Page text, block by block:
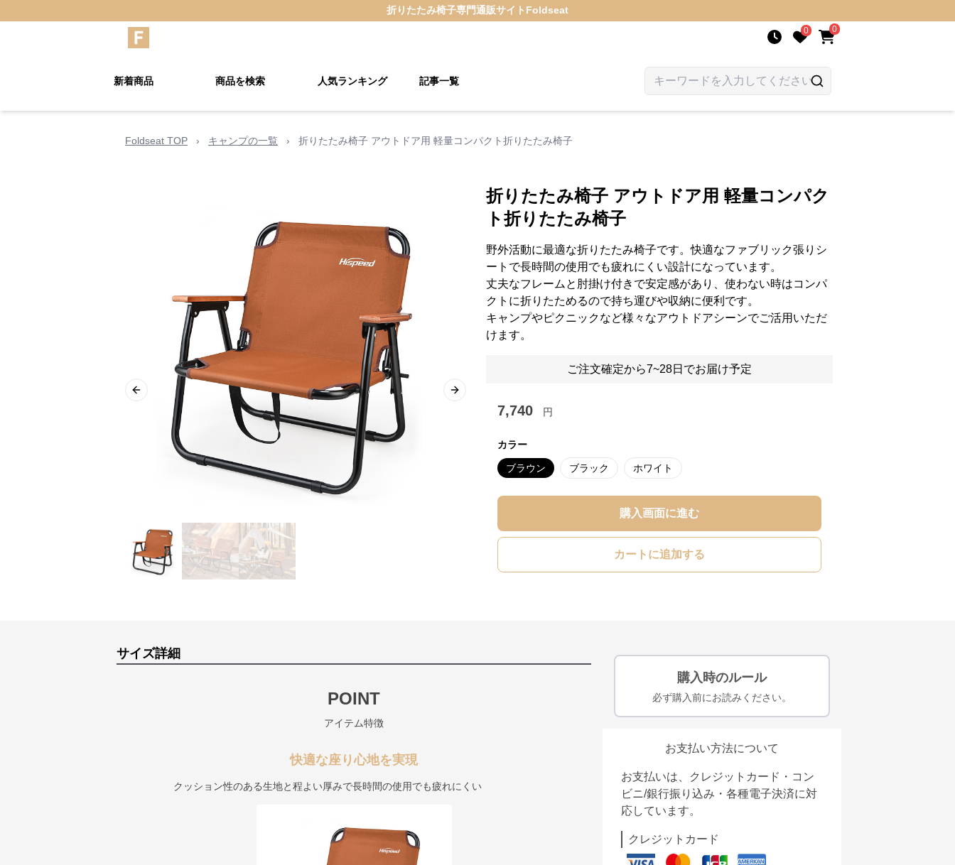
折りたたみ椅子専門通販サイト Foldseat
0 0
新着商品 商品を検索 人気ランキング 記事一覧
Foldseat TOP › キャンプの一覧 › 折りたたみ椅子 アウトドア用 軽量コンパクト折りたたみ椅子
Previous slide Next slide
折りたたみ椅子 アウトドア用 軽量コンパク
ト折りたたみ椅子
野外活動に最適な折りたたみ椅子です。快適なファブリック張りシ
ートで長時間の使用でも疲れにくい設計になっています。
丈夫なフレームと肘掛け付きで安定感があり、使わない時はコンパ
クトに折りたためるので持ち運びや収納に便利です。
キャンプやピクニックなど様々なアウトドアシーンでご活用いただ
けます。
ご注文確定から7~28日でお届け予定
7,740 円
カラー
ブラウン ブラック ホワイト
購入画面に進む
カートに追加する
サイズ詳細
POINT
アイテム特徴
快適な座り心地を実現
クッション性のある生地と程よい厚みで長時間の使用でも疲れにくい
購入時のルール
必ず購入前にお読みください。
お支払い方法について
お支払いは、クレジットカード・コン
ビニ/銀行振り込み・各種電子決済に対
応しています。
クレジットカード